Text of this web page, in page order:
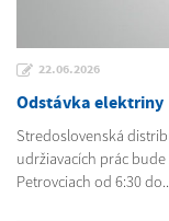
22.06.2026
Odstávka elektriny
Stredoslovenská
udržiavacích prác
Petrovciach od 6:30